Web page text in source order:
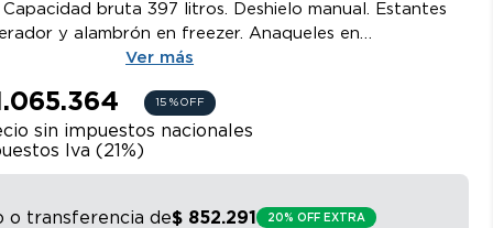
bruta 397 litros. Deshielo manual. Estantes
y alambrón en freezer. Anaqueles en
para frutas y verduras. Control de temperatura
Ver más
15 % OFF
sin impuestos nacionales
Iva (21%)
o transferencia de$ 852.291 20% OFF EXTRA